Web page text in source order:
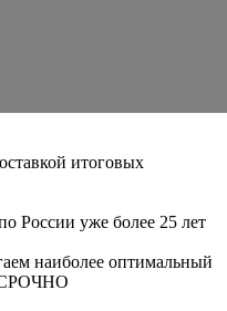
итоговых
России уже более 25 лет
наиболее оптимальный
СРОЧНО